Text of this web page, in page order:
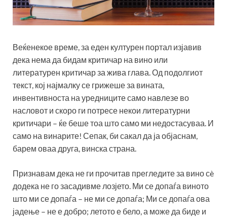
Веќенекое време, за еден културен портал изјавив
дека нема да бидам критичар на вино или
литературен критичар за жива глава. Од подолгиот
текст, кој најмалку се грижеше за вината,
инвентивноста на уредниците само навлезе во
насловот и скоро ги потресе некои литературни
критичари – ќе беше тоа што само ми недостасуваа. И
само на винарите! Сепак, би сакал да ја објаснам,
барем оваа друга, винска страна.
Признавам дека не ги прочитав прегледите за вино сè
додека не го засадивме лозјето. Ми се допаѓа виното
што ми се допаѓа – не ми се допаѓа; Ми се допаѓа ова
јадење – не е добро; летото е бело, а може да биде и